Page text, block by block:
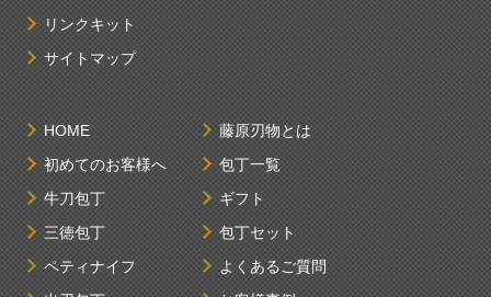
リンクキット
サイトマップ
HOME
初めてのお客様へ
牛刀包丁
三徳包丁
ペティナイフ
藤原刃物とは
包丁一覧
ギフト
包丁セット
よくあるご質問